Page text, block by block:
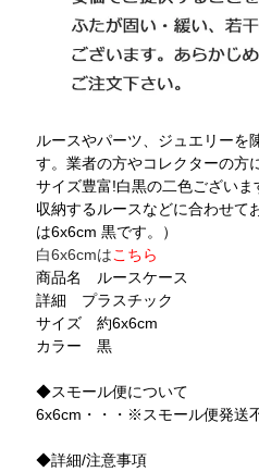
ルースやパーツ、ジュエリーを
す。業者の方やコレクターの方
サイズ豊富!白黒の二色ございま
収納するルースなどに合わせて
は6x6cm 黒です。）
白6x6cmはこちら
商品名 ルースケース
詳細 プラスチック
サイズ 約6x6cm
カラー 黒
◆スモール便について
6x6cm・・・※スモール便発送
◆詳細/注意事項